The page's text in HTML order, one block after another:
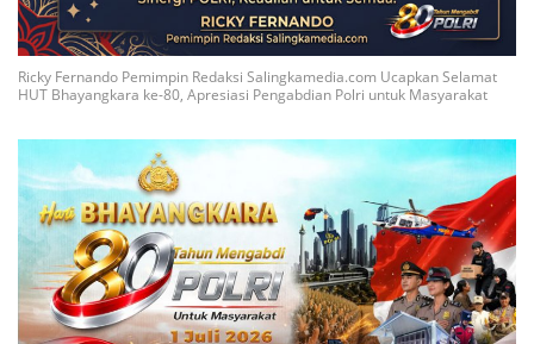
Ricky Fernando Pemimpin Redaksi Salingkamedia.com Ucapkan Selamat
HUT Bhayangkara ke-80, Apresiasi Pengabdian Polri untuk Masyarakat